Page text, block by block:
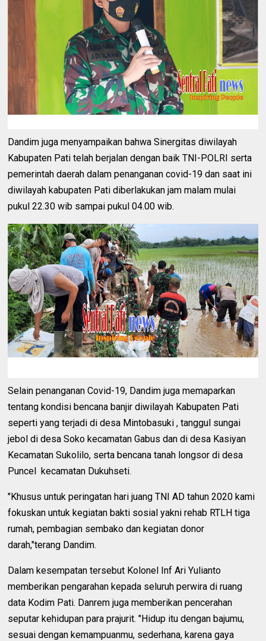
Dandim juga menyampaikan bahwa Sinergitas diwilayah
Kabupaten Pati telah berjalan dengan baik TNI-POLRI serta
pemerintah daerah dalam penanganan covid-19 dan saat ini
diwilayah kabupaten Pati diberlakukan jam malam mulai
pukul 22.30 wib sampai pukul 04.00 wib.
Selain penanganan Covid-19, Dandim juga memaparkan
tentang kondisi bencana banjir diwilayah Kabupaten Pati
seperti yang terjadi di desa Mintobasuki , tanggul sungai
jebol di desa Soko kecamatan Gabus dan di desa Kasiyan
Kecamatan Sukolilo, serta bencana tanah longsor di desa
Puncel kecamatan Dukuhseti.
"Khusus untuk peringatan hari juang TNI AD tahun 2020 kami
fokuskan untuk kegiatan bakti sosial yakni rehab RTLH tiga
rumah, pembagian sembako dan kegiatan donor
darah,"terang Dandim.
Dalam kesempatan tersebut Kolonel Inf Ari Yulianto
memberikan pengarahan kepada seluruh perwira di ruang
data Kodim Pati. Danrem juga memberikan pencerahan
seputar kehidupan para prajurit. "Hidup itu dengan bajumu,
sesuai dengan kemampuanmu, sederhana, karena gaya